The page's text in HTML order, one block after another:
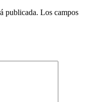
publicada. Los campos